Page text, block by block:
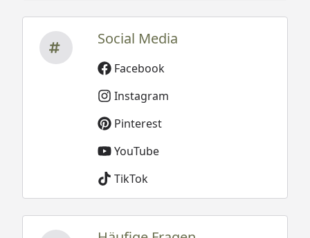
Social Media
Facebook
Instagram
Pinterest
YouTube
TikTok